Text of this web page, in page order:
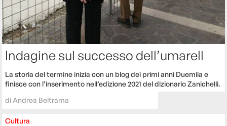
Indagine sul successo dell’umarell
La storia del termine inizia con un blog dei primi anni Duemila e
finisce con l’inserimento nell’edizione 2021 del dizionario Zanichelli.
diAndrea Beltrama
Cultura